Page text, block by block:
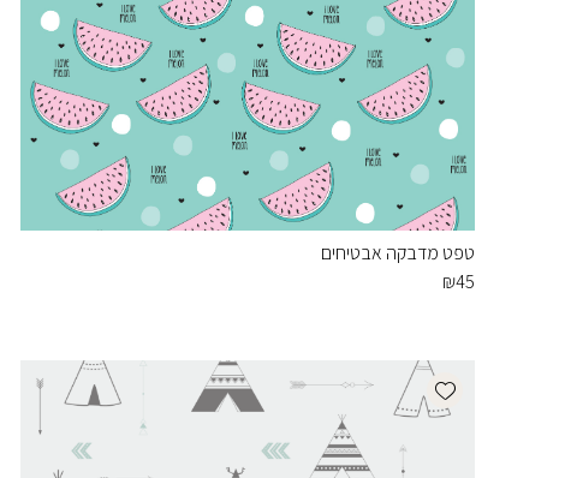
טפט מדבקה אבטיחים
₪45
Add wishlist